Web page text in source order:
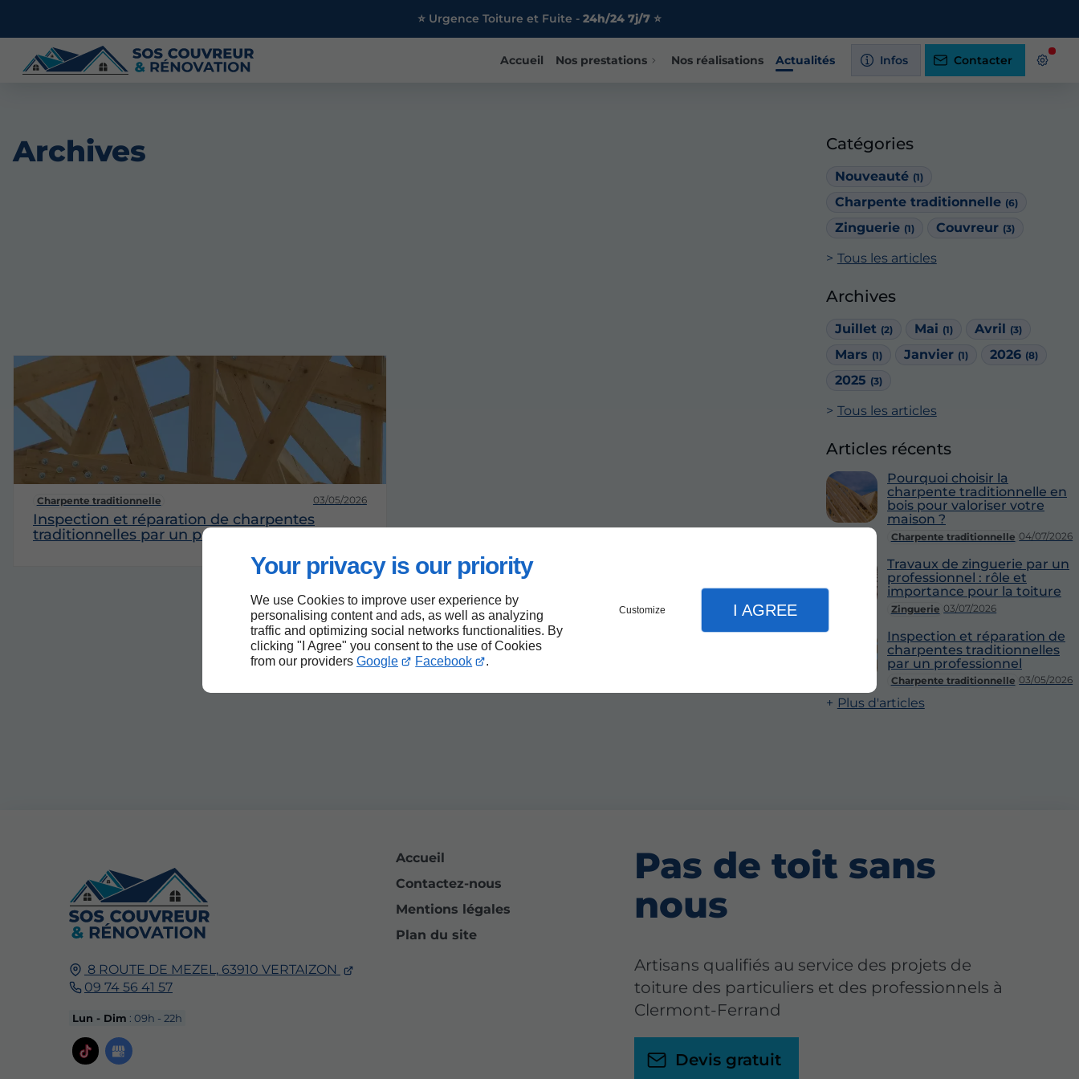
Your privacy is our priority
We use Cookies to improve user experience by
personalising content and ads, as well as analyzing
traffic and optimizing social networks functionalities. By
clicking "I Agree" you consent to the use of Cookies
from our providers Google Facebook .
Customize I AGREE
⭐ Urgence Toiture et Fuite - 24h/24 7j/7 ⭐
Accueil Nos prestations Nos réalisations Actualités Infos Contacter
Catégories
Nouveauté (1)
Charpente traditionnelle (6)
Zinguerie (1) Couvreur (3)
Tous les articles
Archives
Juillet (2) Mai (1) Avril (3)
Mars (1) Janvier (1) 2026 (8)
2025 (3)
Tous les articles
Articles récents
Charpente traditionnelle 04/07/2026
Pourquoi choisir la
charpente traditionnelle en
bois pour valoriser votre
maison ?
Zinguerie 03/07/2026
Travaux de zinguerie par un
professionnel : rôle et
importance pour la toiture
Charpente traditionnelle 03/05/2026
Inspection et réparation de
charpentes traditionnelles
par un professionnel
Plus d'articles
Archives
Charpente traditionnelle 03/05/2026
Inspection et réparation de charpentes
traditionnelles par un professionnel
8 ROUTE DE MEZEL, 63910 VERTAIZON
09 74 56 41 57
Lun - Dim : 09h - 22h
Accueil
Contactez-nous
Mentions légales
Plan du site
Pas de toit sans
nous
Artisans qualifiés au service des projets de
toiture des particuliers et des professionnels à
Clermont-Ferrand
Devis gratuit